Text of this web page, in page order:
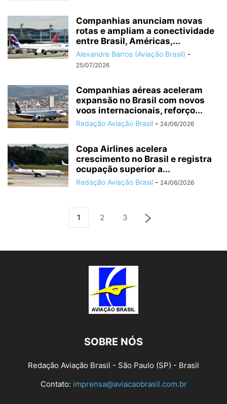
Companhias anunciam novas
rotas e ampliam a conectividade
entre Brasil, Américas,...
Alexandre Barros (Aviação Brasil) -
25/07/2026
Companhias aéreas aceleram
expansão no Brasil com novos
voos internacionais, reforço...
Redação Aviação Brasil - 24/06/2026
Copa Airlines acelera
crescimento no Brasil e registra
ocupação superior a...
Redação Aviação Brasil - 24/06/2026
1 2 3
SOBRE NÓS
Redação Aviação Brasil - São Paulo (SP) - Brasil
Contato: imprensa@aviacaobrasil.com.br